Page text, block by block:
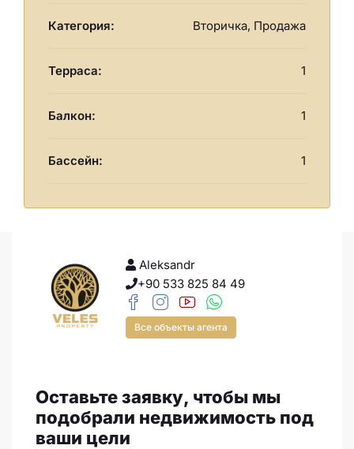
Категория: Вторичка, Продажа
Терраса: 1
Балкон: 1
Бассейн: 1
Aleksandr
+90 533 825 84 49
Все объекты агента
Оставьте заявку, чтобы мы
подобрали недвижимость под
ваши цели